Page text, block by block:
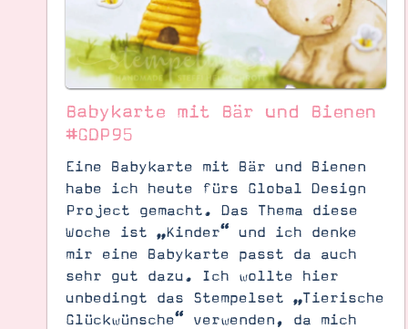
Babykarte mit Bär und Bienen
#GDP95
Eine Babykarte mit Bär und Bienen
habe ich heute fürs Global Design
Project gemacht. Das Thema diese
Woche ist „Kinder“ und ich denke
mir eine Babykarte passt da auch
sehr gut dazu. Ich wollte hier
unbedingt das Stempelset „Tierische
Glückwünsche“ verwenden, da mich